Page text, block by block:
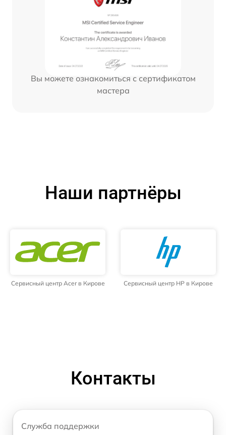
Вы можете ознакомиться с сертификатом
мастера
Наши партнёры
Сервисный центр Acer в Кирове Сервисный центр HP в Кирове
Контакты
Служба поддержки